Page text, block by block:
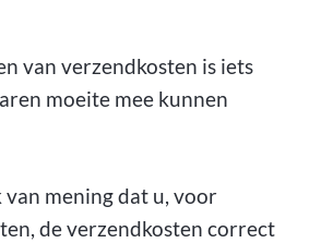
van verzendkosten is iets
moeite mee kunnen
mening dat u, voor
de verzendkosten correct